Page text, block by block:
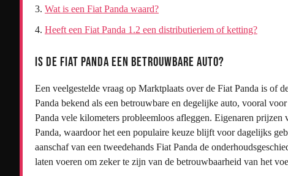
Wat is een Fiat Panda waard?
Heeft een Fiat Panda 1.2 een distributieriem of ketting?
Is de Fiat Panda een betrouwbare auto?
Een veelgestelde vraag op Marktplaats over de Fiat Panda is of
Panda bekend als een betrouwbare en degelijke auto, vooral
Panda vele kilometers probleemloos afleggen. Eigenaren
Panda, waardoor het een populaire keuze blijft voor dagelijks
aanschaf van een tweedehands Fiat Panda de
laten voeren om zeker te zijn van de betrouwbaarheid van het